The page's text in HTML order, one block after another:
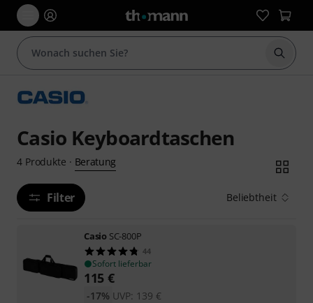
Suche
Casio Keyboardtaschen
4 Produkte · Beratung
Filter Beliebtheit
Casio SC-800P
44
Sofort lieferbar
115 €
UVP: 139 €
-17%